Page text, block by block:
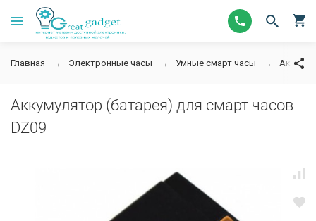
Главная Электронные часы Умные смарт часы
Аккумулятор (батарея) для смарт часов
DZ09